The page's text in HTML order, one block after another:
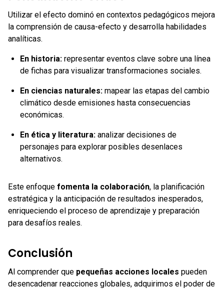
Utilizar el efecto dominó en contextos pedagógicos mejora
la comprensión de causa-efecto y desarrolla habilidades
analíticas.
En historia: representar eventos clave sobre una línea
de fichas para visualizar transformaciones sociales.
En ciencias naturales: mapear las etapas del cambio
climático desde emisiones hasta consecuencias
económicas.
En ética y literatura: analizar decisiones de
personajes para explorar posibles desenlaces
alternativos.
Este enfoque fomenta la colaboración, la planificación
estratégica y la anticipación de resultados inesperados,
enriqueciendo el proceso de aprendizaje y preparación
para desafíos reales.
Conclusión
Al comprender que pequeñas acciones locales pueden
desencadenar reacciones globales, adquirimos el poder de